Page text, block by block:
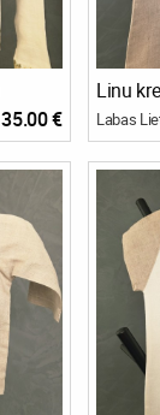
35.00 €
Linu